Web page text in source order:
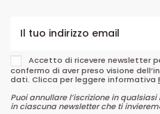
Accetto di ricevere newsletter
confermo di aver preso visione
dati. Clicca per leggere informativa
Puoi annullare l’iscrizione in
in ciascuna newsletter che ti